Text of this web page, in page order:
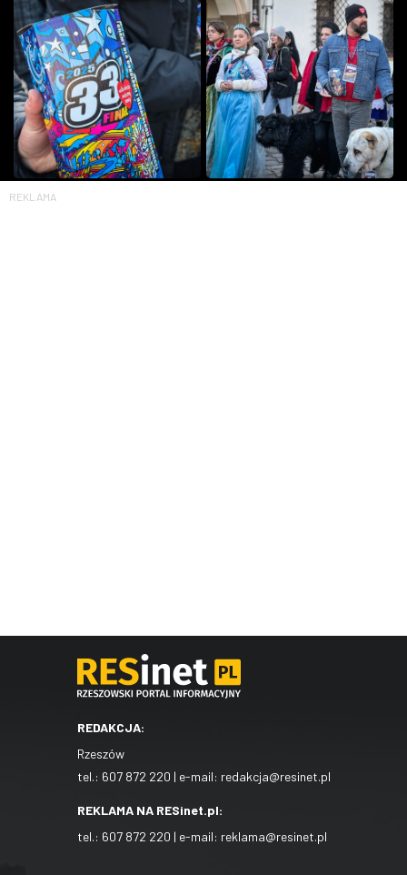
REKLAMA
REDAKCJA:
Rzeszów
tel.: 607 872 220 | e-mail: redakcja@resinet.pl
REKLAMA NA RESinet.pl:
tel.: 607 872 220 | e-mail: reklama@resinet.pl